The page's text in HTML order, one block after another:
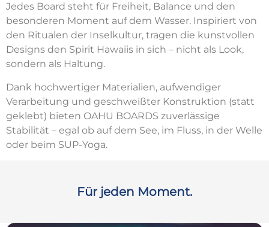
Jedes Board steht für Freiheit, Balance und den
besonderen Moment auf dem Wasser. Inspiriert von
den Ritualen der Inselkultur, tragen die kunstvollen
Designs den Spirit Hawaiis in sich – nicht als Look,
sondern als Haltung.
Dank hochwertiger Materialien, aufwendiger
Verarbeitung und geschweißter Konstruktion (statt
geklebt) bieten OAHU BOARDS zuverlässige
Stabilität – egal ob auf dem See, im Fluss, in der Welle
oder beim SUP-Yoga.
Für jeden Moment.